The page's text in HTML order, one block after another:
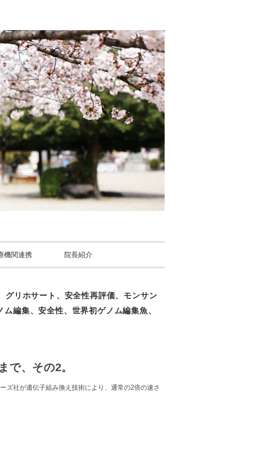
機関連携 院長紹介
リホサート、安全性再評価、モンサン
編集、安全性、世界初ゲノム編集魚、
で、その2。
社が遺伝子組み換え技術により、通常の2倍の速さ